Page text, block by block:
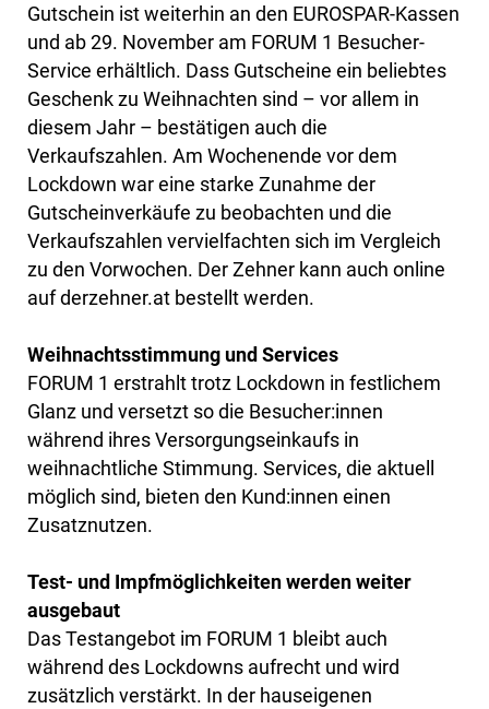
Gutschein ist weiterhin an den EUROSPAR-Kassen
und ab 29. November am FORUM 1 Besucher-
Service erhältlich. Dass Gutscheine ein beliebtes
Geschenk zu Weihnachten sind – vor allem in
diesem Jahr – bestätigen auch die
Verkaufszahlen. Am Wochenende vor dem
Lockdown war eine starke Zunahme der
Gutscheinverkäufe zu beobachten und die
Verkaufszahlen vervielfachten sich im Vergleich
zu den Vorwochen. Der Zehner kann auch online
auf derzehner.at bestellt werden.
Weihnachtsstimmung und Services
FORUM 1 erstrahlt trotz Lockdown in festlichem
Glanz und versetzt so die Besucher:innen
während ihres Versorgungseinkaufs in
weihnachtliche Stimmung. Services, die aktuell
möglich sind, bieten den Kund:innen einen
Zusatznutzen.
Test- und Impfmöglichkeiten werden weiter
ausgebaut
Das Testangebot im FORUM 1 bleibt auch
während des Lockdowns aufrecht und wird
zusätzlich verstärkt. In der hauseigenen